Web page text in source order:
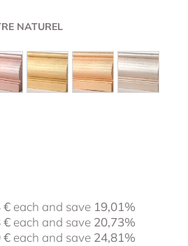
NATUREL
€ each and save 19,01%
€ each and save 20,73%
€ each and save 24,81%